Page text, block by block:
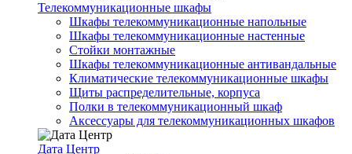
Телекоммуникационные шкафы
Шкафы телекоммуникационные напольные
Шкафы телекоммуникационные настенные
Стойки монтажные
Шкафы телекоммуникационные антивандальные
Климатические телекоммуникационные шкафы
Щиты распределительные, корпуса
Полки в телекоммуникационный шкаф
Аксессуары для телекоммуникационных шкафов
Дата Центр